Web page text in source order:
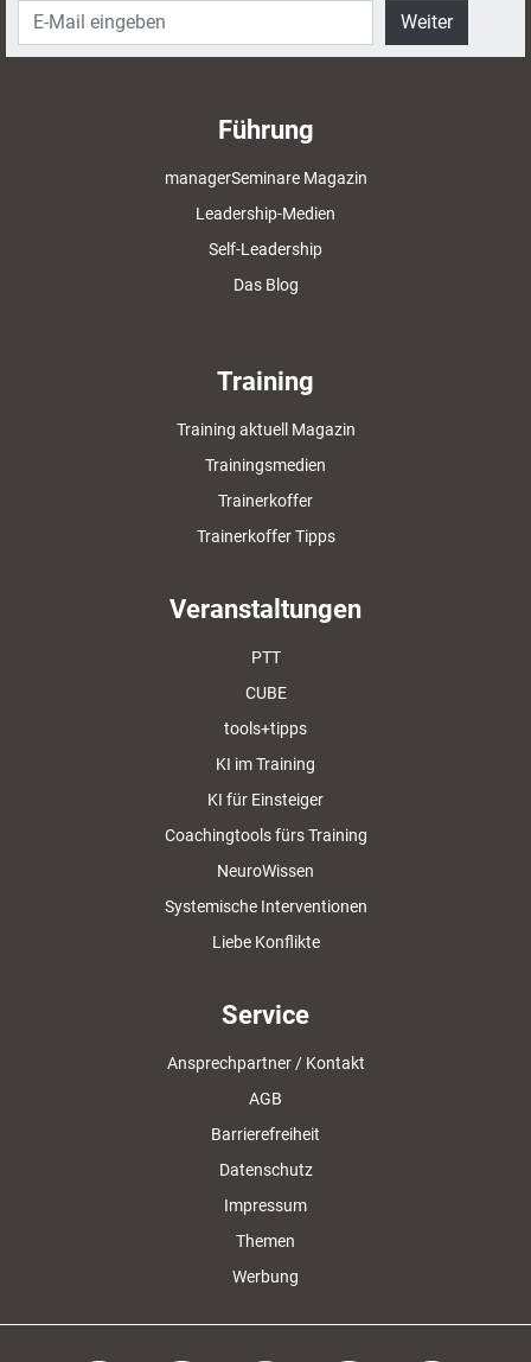
Weiter
Führung
managerSeminare Magazin
Leadership-Medien
Self-Leadership
Das Blog
Training
Training aktuell Magazin
Trainingsmedien
Trainerkoffer
Trainerkoffer Tipps
Veranstaltungen
PTT
CUBE
tools+tipps
KI im Training
KI für Einsteiger
Coachingtools fürs Training
NeuroWissen
Systemische Interventionen
Liebe Konflikte
Service
Ansprechpartner / Kontakt
AGB
Barrierefreiheit
Datenschutz
Impressum
Themen
Werbung